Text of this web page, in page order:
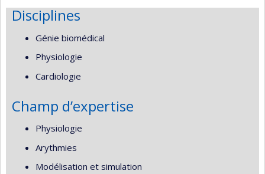
Disciplines
Génie biomédical
Physiologie
Cardiologie
Champ d’expertise
Physiologie
Arythmies
Modélisation et simulation